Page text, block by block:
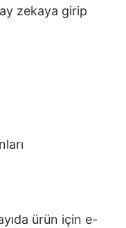
zekaya girip
ürün için e-